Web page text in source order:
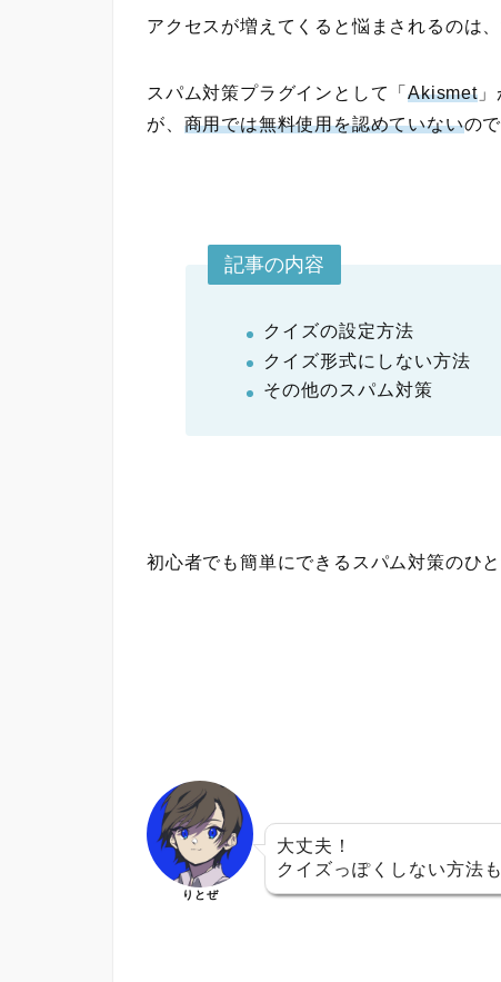
アクセスが増えてくると悩まされるのは
スパム対策プラグインとして「Akismet」
が、 商用では無料使用を認めていないの
記事の内容
クイズの設定方法
クイズ形式にしない方法
その他のスパム対策
初心者でも簡単にできるスパム対策のひ
りとぜ
大丈夫！
クイズっぽくしない方法